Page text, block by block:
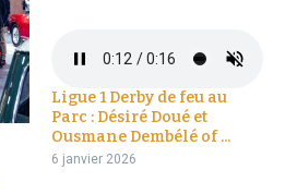
Ligue 1 Derby de feu au
Parc : Désiré Doué et
Ousmane Dembélé of ...
6 janvier 2026